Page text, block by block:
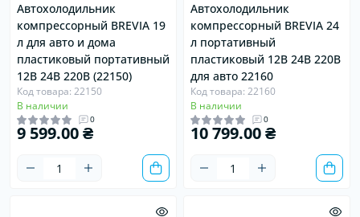
Автохолодильник
компрессорный BREVIA 19
л для авто и дома
пластиковый портативный
12В 24В 220В (22150)
Код товара: 22150
В наличии
0
9 599.00 ₴
Автохолодильник
компрессорный BREVIA 24
л портативный
пластиковый 12В 24В 220В
для авто 22160
Код товара: 22160
В наличии
0
10 799.00 ₴